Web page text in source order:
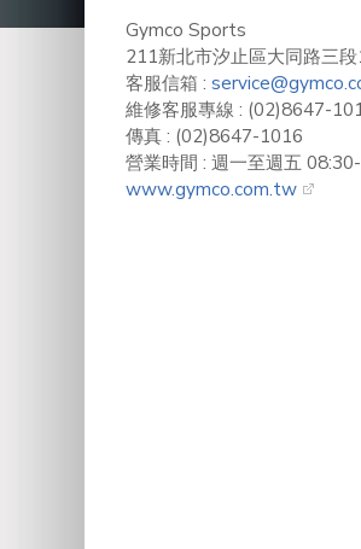
Gymco Sports
211新北市汐止區大同路三
客服信箱 :
維修客服專線 : (02)8647-
傳真 : (02)8647-1016
營業時間 : 週一至週五
www.gymco.com.tw